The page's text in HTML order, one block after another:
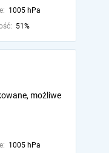
1005 hPa
51%
możliwe
1005 hPa